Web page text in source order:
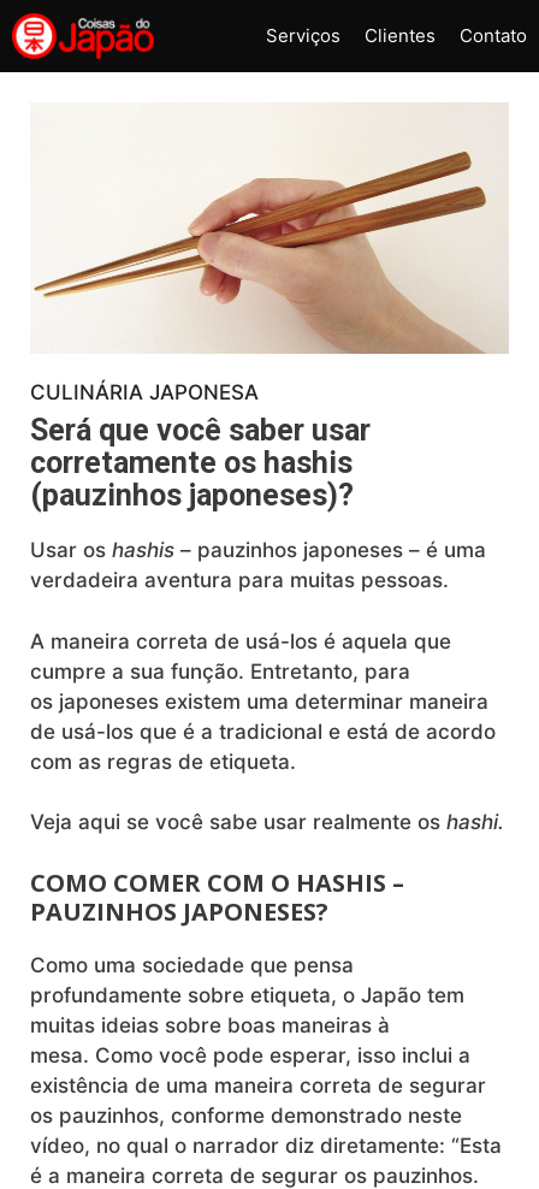
Pular
para
o
Serviços Clientes Contato
CULINÁRIA JAPONESA
Será que você saber usar
corretamente os hashis
(pauzinhos japoneses)?
Usar os hashis – pauzinhos japoneses – é uma
verdadeira aventura para muitas pessoas.
A maneira correta de usá-los é aquela que
cumpre a sua função. Entretanto, para
os japoneses existem uma determinar maneira
de usá-los que é a tradicional e está de acordo
com as regras de etiqueta.
Veja aqui se você sabe usar realmente os hashi.
COMO COMER COM O HASHIS –
PAUZINHOS JAPONESES?
Como uma sociedade que pensa
profundamente sobre etiqueta, o Japão tem
muitas ideias sobre boas maneiras à
mesa. Como você pode esperar, isso inclui a
existência de uma maneira correta de segurar
os pauzinhos, conforme demonstrado neste
vídeo, no qual o narrador diz diretamente: “Esta
é a maneira correta de segurar os pauzinhos.